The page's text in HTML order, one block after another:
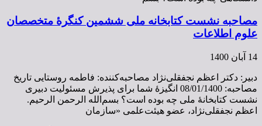
مصاحبه نشست کتابخانه ملی ششمین کنگرۀ متخصصان
علوم اطلاعات
14 آبان 1400
دبیر: دکتر اعظم نجفقلی‌نژاد مصاحبه‌کننده: فاطمه روستایی تاریخ
مصاحبه: 08/01/1400 انگیزۀ شما برای پذیرش مسئولیت دبیری
نشست کتابخانۀ ملی چه بوده است؟ بسم‌الله الرحمن الرحیم.
اعظم نجفقلی‌نژاد، عضو هیئت‌علمی «سازمان